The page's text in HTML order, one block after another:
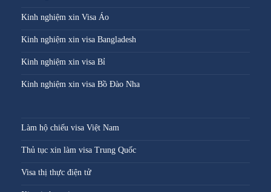
Kinh nghiệm xin Visa Áo
Kinh nghiệm xin visa Bangladesh
Kinh nghiệm xin visa Bỉ
Kinh nghiệm xin visa Bồ Đào Nha
Làm hộ chiếu visa Việt Nam
Thủ tục xin làm visa Trung Quốc
Visa thị thực điện tử